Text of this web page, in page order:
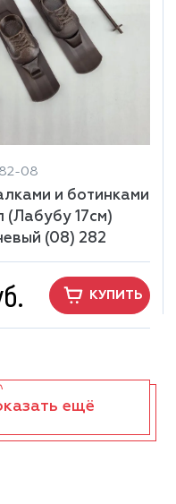
08
и ботинками
(Лабубу 17см)
(08) 282
КУПИТЬ
ещё